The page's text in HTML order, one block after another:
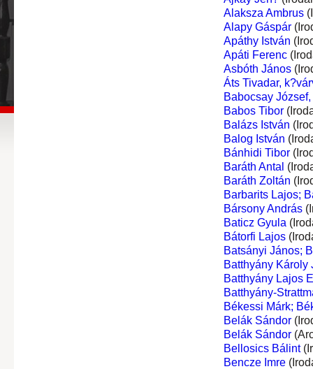
Alaksza Ambrus
Alapy Gáspár
Apáthy István
Apáti Ferenc
Asbóth János
Áts Tivadar,
Babocsay
Babos Tibor
Balázs István
Balog István
Bánhidi Tibor
Baráth Antal
Baráth Zoltán
Barbarits Lajos;
Bársony András
Baticz Gyula
Bátorfi Lajos
Batsányi János;
Batthyány Károly
Batthyány Lajos
Batthyány-
Békessi Márk;
Belák Sándor
Belák Sándor
Bellosics Bálint
Bencze Imre